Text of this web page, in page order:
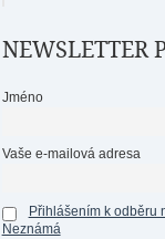
NEWSLETTER
Jméno
Vaše e-mailová adresa
Přihlášením k odběru
Neznámá